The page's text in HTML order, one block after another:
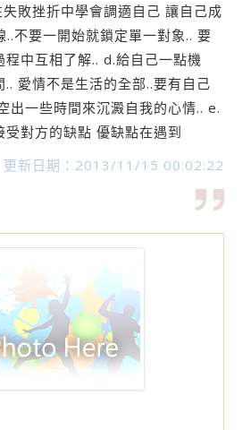
敗挫折中學會調適自己 讓自己成
..不要一開始就鎖定單一對象.. 要
程中互相了解.. d.給自己一點機
愛情不是生活的全部..要有自己
出一些時間來沉澱自我的心情.. e.
對方的缺點 優缺點在遇到
更新日期：2013/11/15 00:02:22